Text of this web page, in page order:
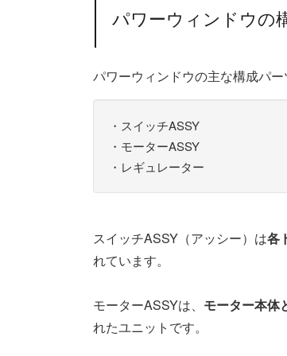
パワーウィンドウの
パワーウィンドウの主な構成パ
・スイッチASSY
・モーターASSY
・レギュレーター
スイッチASSY（アッシー）は各
れています。
モーターASSYは、 モーター本体
れたユニットです。